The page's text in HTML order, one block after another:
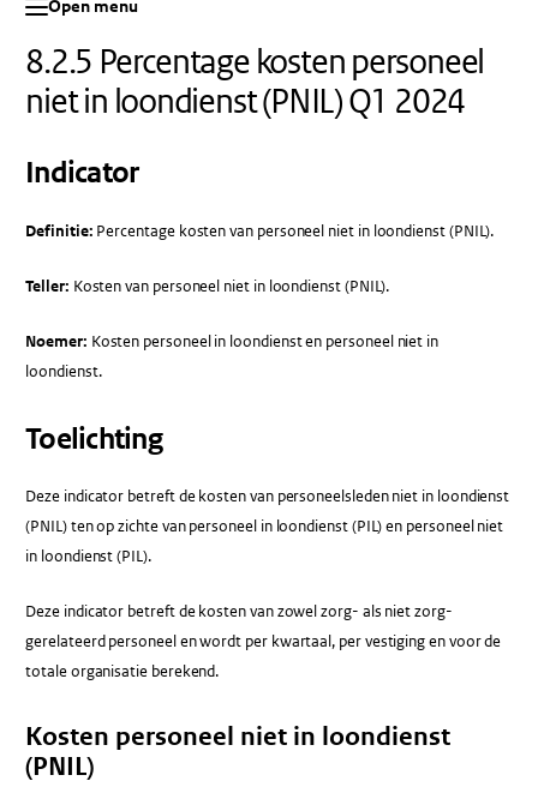
Open menu
8.2.5 Percentage kosten personeel
niet in loondienst (PNIL) Q1 2024
Indicator
Definitie: Percentage kosten van personeel niet in loondienst (PNIL).
Teller: Kosten van personeel niet in loondienst (PNIL).
Noemer: Kosten personeel in loondienst en personeel niet in
loondienst.
Toelichting
Deze indicator betreft de kosten van personeelsleden niet in loondienst
(PNIL) ten op zichte van personeel in loondienst (PIL) en personeel niet
in loondienst (PIL).
Deze indicator betreft de kosten van zowel zorg- als niet zorg-
gerelateerd personeel en wordt per kwartaal, per vestiging en voor de
totale organisatie berekend.
Kosten personeel niet in loondienst
(PNIL)